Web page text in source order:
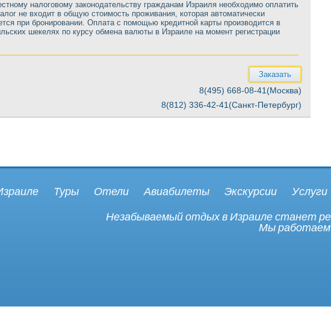
налоговому законодательству гражданам Израиля необходимо оплатить
не входит в общую стоимость проживания, которая автоматически
при бронировании. Оплата с помощью кредитной карты производится в
шекелях по курсу обмена валюты в Израиле на момент регистрации
Заказать
8(495) 668-08-41(Москва)
8(812) 336-42-41(Санкт-Петербург)
Туры Отели Авиабилеты Экскурсии Услуги
Незабываемый отдых в Израиле станет
Мы работаем